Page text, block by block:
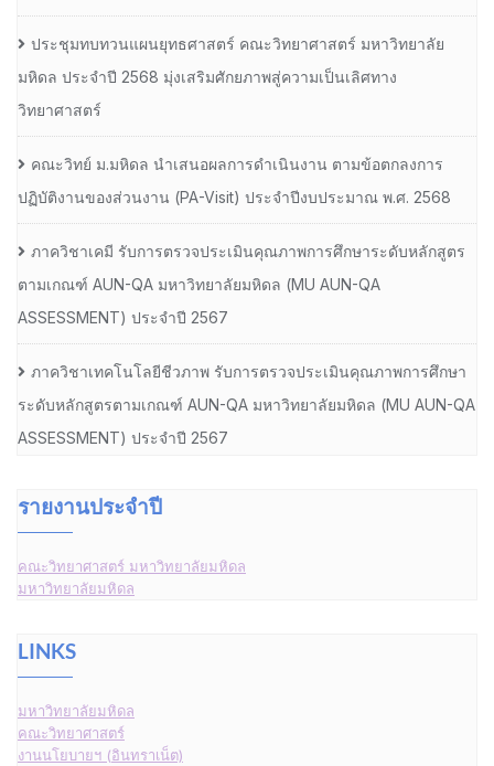
ประชุมทบทวนแผนยุทธศาสตร์ คณะวิทยาศาสตร์ มหาวิทยาลัย
มหิดล ประจำปี 2568 มุ่งเสริมศักยภาพสู่ความเป็นเลิศทาง
วิทยาศาสตร์
คณะวิทย์ ม.มหิดล นำเสนอผลการดำเนินงาน ตามข้อตกลงการ
ปฏิบัติงานของส่วนงาน (PA-Visit) ประจำปีงบประมาณ พ.ศ. 2568
ภาควิชาเคมี รับการตรวจประเมินคุณภาพการศึกษาระดับหลักสูตร
ตามเกณฑ์ AUN-QA มหาวิทยาลัยมหิดล (MU AUN-QA
ASSESSMENT) ประจำปี 2567
ภาควิชาเทคโนโลยีชีวภาพ รับการตรวจประเมินคุณภาพการศึกษา
ระดับหลักสูตรตามเกณฑ์ AUN-QA มหาวิทยาลัยมหิดล (MU AUN-QA
ASSESSMENT) ประจำปี 2567
รายงานประจำปี
คณะวิทยาศาสตร์ มหาวิทยาลัยมหิดล
มหาวิทยาลัยมหิดล
LINKS
มหาวิทยาลัยมหิดล
คณะวิทยาศาสตร์
งานนโยบายฯ (อินทราเน็ต)